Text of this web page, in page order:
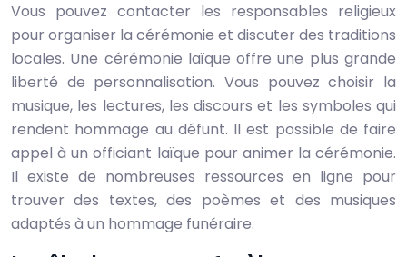
Vous pouvez contacter les responsables religieux
pour organiser la cérémonie et discuter des traditions
locales. Une cérémonie laïque offre une plus grande
liberté de personnalisation. Vous pouvez choisir la
musique, les lectures, les discours et les symboles qui
rendent hommage au défunt. Il est possible de faire
appel à un officiant laïque pour animer la cérémonie.
Il existe de nombreuses ressources en ligne pour
trouver des textes, des poèmes et des musiques
adaptés à un hommage funéraire.